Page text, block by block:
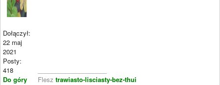
Dołączył:
22 maj
2021
Posty:
418
Do góry
Flesz trawiasto-lisciasty-bez-thui